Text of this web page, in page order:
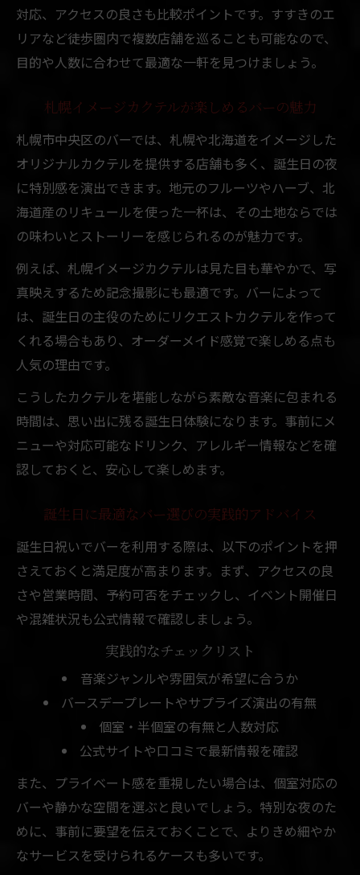
対応、アクセスの良さも比較ポイントです。すすきのエ
リアなど徒歩圏内で複数店舗を巡ることも可能なので、
目的や人数に合わせて最適な一軒を見つけましょう。
札幌イメージカクテルが楽しめるバーの魅力
札幌市中央区のバーでは、札幌や北海道をイメージした
オリジナルカクテルを提供する店舗も多く、誕生日の夜
に特別感を演出できます。地元のフルーツやハーブ、北
海道産のリキュールを使った一杯は、その土地ならでは
の味わいとストーリーを感じられるのが魅力です。
例えば、札幌イメージカクテルは見た目も華やかで、写
真映えするため記念撮影にも最適です。バーによって
は、誕生日の主役のためにリクエストカクテルを作って
くれる場合もあり、オーダーメイド感覚で楽しめる点も
人気の理由です。
こうしたカクテルを堪能しながら素敵な音楽に包まれる
時間は、思い出に残る誕生日体験になります。事前にメ
ニューや対応可能なドリンク、アレルギー情報などを確
認しておくと、安心して楽しめます。
誕生日に最適なバー選びの実践的アドバイス
誕生日祝いでバーを利用する際は、以下のポイントを押
さえておくと満足度が高まります。まず、アクセスの良
さや営業時間、予約可否をチェックし、イベント開催日
や混雑状況も公式情報で確認しましょう。
実践的なチェックリスト
音楽ジャンルや雰囲気が希望に合うか
バースデープレートやサプライズ演出の有無
個室・半個室の有無と人数対応
公式サイトや口コミで最新情報を確認
また、プライベート感を重視したい場合は、個室対応の
バーや静かな空間を選ぶと良いでしょう。特別な夜のた
めに、事前に要望を伝えておくことで、よりきめ細やか
なサービスを受けられるケースも多いです。